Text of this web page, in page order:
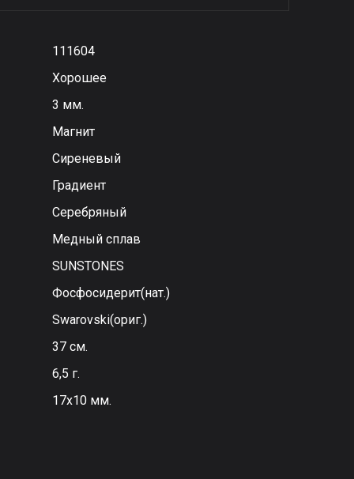
111604
Хорошее
3 мм.
Магнит
Сиреневый
Градиент
Серебряный
Медный сплав
SUNSTONES
Фосфосидерит(нат.)
Swarovski(ориг.)
37 см.
6,5 г.
17х10 мм.